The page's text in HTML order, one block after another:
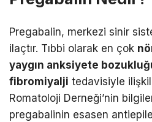
Pregabalin, merkezi sinir
ilaçtır. Tıbbi olarak en çok
yaygın anksiyete
fibromiyalji tedavisiyle
Romatoloji Derneği’nin
pregabalinin esasen